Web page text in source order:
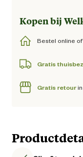
Kopen bij
Bestel online of
Gratis
Gratis retourin